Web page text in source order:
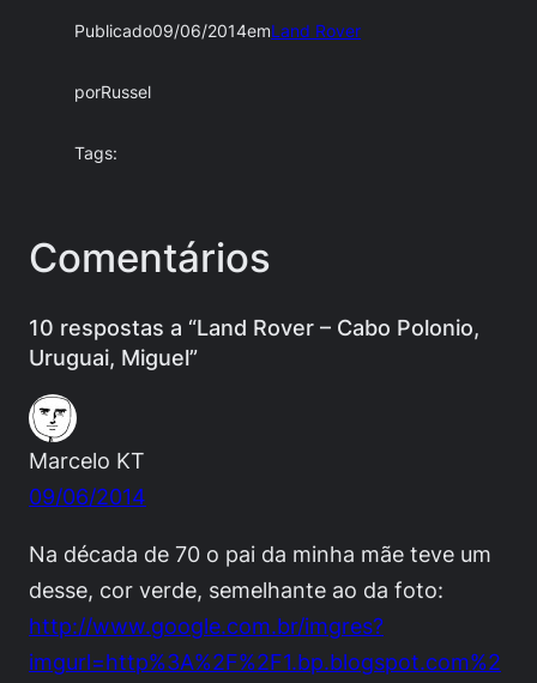
Publicado09/06/2014emLand Rover
porRussel
Tags:
Comentários
10 respostas a “Land Rover – Cabo Polonio,
Uruguai, Miguel”
Marcelo KT
09/06/2014
Na década de 70 o pai da minha mãe teve um
desse, cor verde, semelhante ao da foto:
http://www.google.com.br/imgres?
imgurl=http%3A%2F%2F1.bp.blogspot.com%2